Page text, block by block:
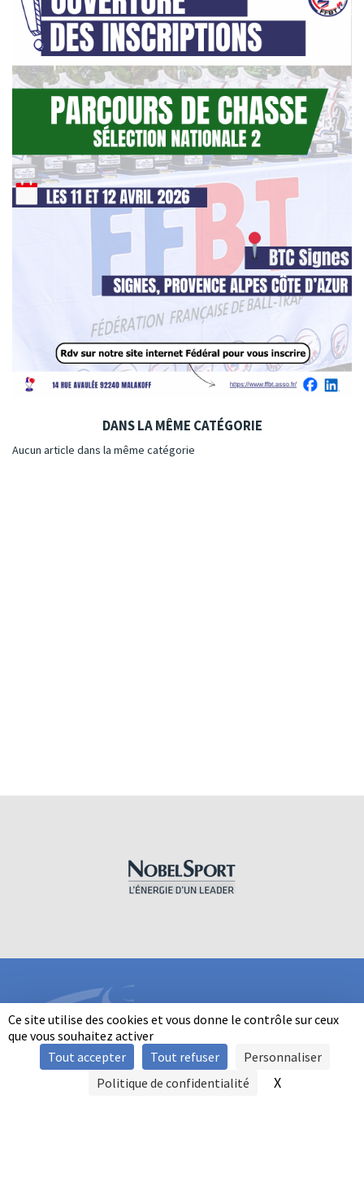
Ce site utilise des cookies et vous donne le contrôle sur ceux
que vous souhaitez activer
Tout accepter
Tout refuser
Personnaliser
Politique de confidentialité
X
DANS LA MÊME CATÉGORIE
Aucun article dans la même catégorie
INFORMATIONS
SIGNALER UNE VIOLENCE